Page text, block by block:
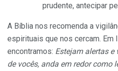
prudente, antecipar
A Bíblia nos recomenda a
espirituais que nos cercam. Em
encontramos: Estejam alertas e
de vocês, anda em redor como